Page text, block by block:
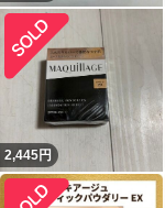
2,445円